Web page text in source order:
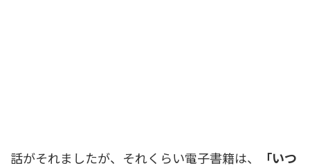
話がそれましたが、それくらい電子書籍は、
「いつ